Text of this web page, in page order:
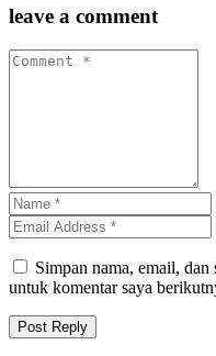
leave a comment
Simpan nama, email,
untuk komentar saya